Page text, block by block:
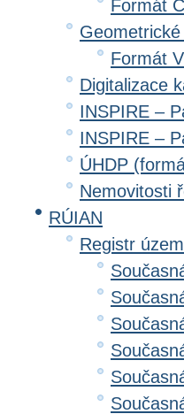
Formát
Formát
Digitalizace
INSPIRE –
INSPIRE –
ÚHDP
Nemovitosti
RÚIAN
Registr